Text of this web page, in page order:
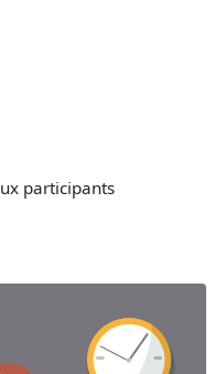
participants